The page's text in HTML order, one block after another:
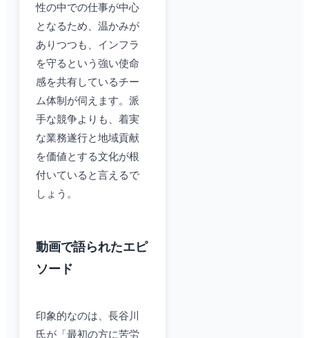
性の中での仕事が中心
となるため、温かみが
ありつつも、インフラ
を守るという強い使命
感を共有しているチー
ム体制が伺えます。派
手な競争よりも、着実
な業務遂行と地域貢献
を価値とする文化が根
付いていると言えるで
しょう。
動画で語られたエピ
ソード
印象的なのは、長谷川
氏が「最初の方に苦労